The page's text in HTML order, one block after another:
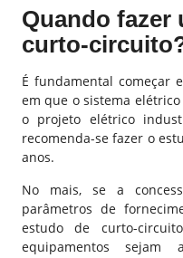
Quando fazer
curto-
É fundamental começar
em que o sistema
o projeto elétrico
recomenda-se fazer o
anos.
No mais, se a
parâmetros de
estudo de curto-
equipamentos sejam